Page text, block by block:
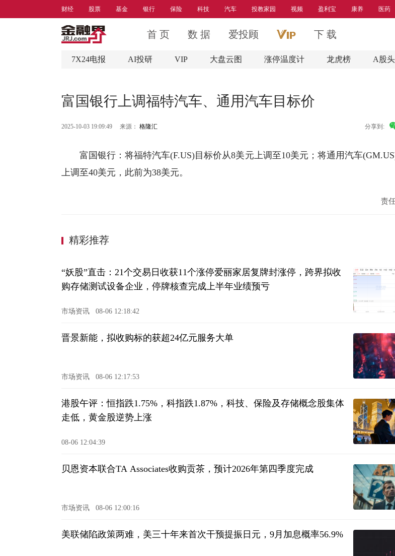
财经 股票 基金 银行 保险 科技 汽车 投教家园 视频 盈利宝 康养 医药
首 页 数 据 爱投顾 下 载
7X24电报 AI投研 VIP 大盘云图 涨停温度计 龙虎榜 A股
富国银行上调福特汽车、通用汽车目标价
2025-10-03 19:09:49 来源： 格隆汇 分享到:
富国银行 ：将福特汽车(F.US)目标价从8美元上调至10美元；将通用汽车
上调至40美元，此前为38美元。
责
精彩推荐
“妖股”直击：21个交易日收获11个涨停爱丽家居复牌封涨停，跨界拟收
购存储测试设备企业，停牌核查完成上半年业绩预亏
市场资讯 08-06 12:18:42
晋景新能，拟收购标的获超24亿元服务大单
市场资讯 08-06 12:17:53
港股午评：恒指跌1.75%，科指跌1.87%，科技、保险及存储概念股集体
走低，黄金股逆势上涨
08-06 12:04:39
贝恩资本联合TA Associates收购贡茶，预计2026年第四季度完成
市场资讯 08-06 12:00:16
美联储陷政策两难，美三十年来首次干预提振日元，9月加息概率56.9%